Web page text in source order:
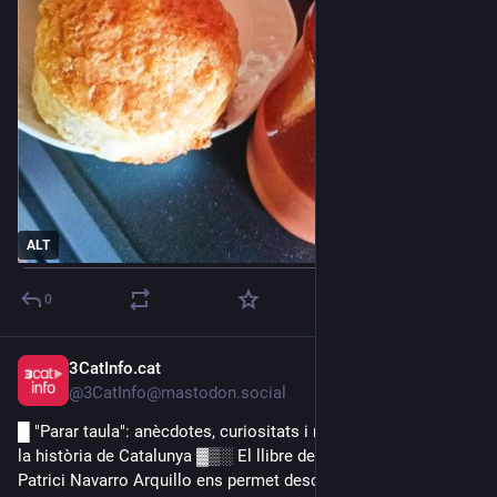
Moule à tarte diamètre 24 cm
Pour la pâte :
250 g de farine
150 g de yaourt grec ou fromage blanc ou skyr
2 c. à s. d’huile d’olive
1 pincée de sel
Pour la garniture :
1 c. à s. de pesto rosso (du commerce)
1 dizaine de tomates cerise
1 burrata
Huile d’olive
Sel, poivre
Quelques feuilles de roquette
ALT
0
3CatInfo.cat
@3CatInfo@mastodon.social
█ "Parar taula": anècdotes, curiositats i receptes per degustar
la història de Catalunya ▓▒░ El llibre de l'historiador Ivan
Patrici Navarro Arquillo ens permet descobrir i també tastar